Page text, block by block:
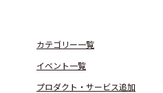
カテゴリー一覧
イベント一覧
プロダクト・サービス追加